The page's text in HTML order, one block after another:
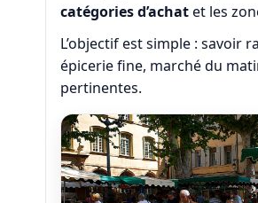
catégories d’achatet les
L’objectif est simple :
épicerie fine, marché du
pertinentes.